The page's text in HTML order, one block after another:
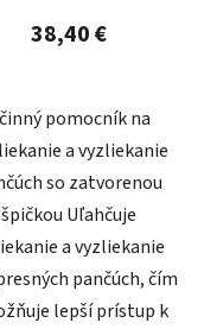
38,40 €
pomocník na
a vyzliekanie
so zatvorenou
špičkou Uľahčuje
a vyzliekanie
pančúch, čím
lepší prístup k